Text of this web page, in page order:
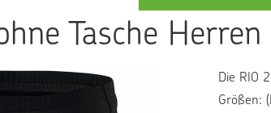
Tasche
Die RIO
Größen: